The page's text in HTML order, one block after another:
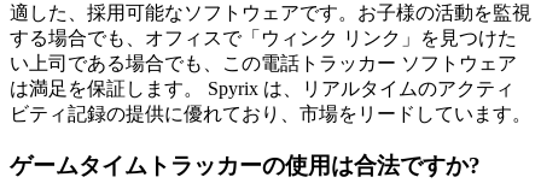
適した、採用可能なソフトウェアです。お子様の活動を監視
する場合でも、オフィスで「ウィンク リンク」を見つけた
い上司である場合でも、この電話トラッカー ソフトウェア
は満足を保証します。 Spyrix は、リアルタイムのアクティ
ビティ記録の提供に優れており、市場をリードしています。
ゲームタイムトラッカーの使用は合法ですか?